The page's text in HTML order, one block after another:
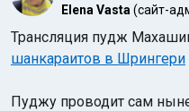
Elena Vasta (сайт-
Трансляция пудж
шанкараитов в Шрингери
Пуджу проводит сам